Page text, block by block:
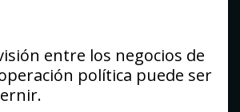
entre los negocios de
política puede ser